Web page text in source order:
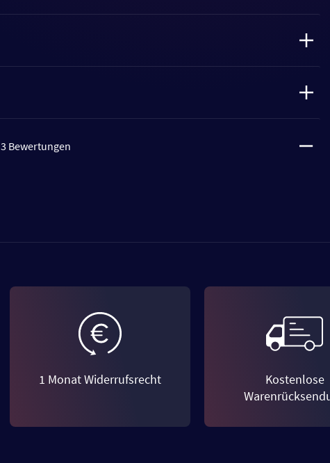
3 Bewertungen
1 Monat Widerrufsrecht
Kostenlose